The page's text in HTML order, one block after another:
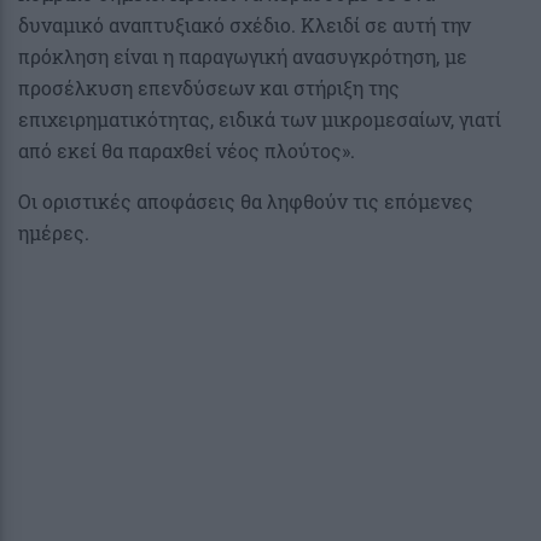
δυναμικό αναπτυξιακό σχέδιο. Κλειδί σε αυτή την
πρόκληση είναι η παραγωγική ανασυγκρότηση, με
προσέλκυση επενδύσεων και στήριξη της
επιχειρηματικότητας, ειδικά των μικρομεσαίων, γιατί
από εκεί θα παραχθεί νέος πλούτος».
Οι οριστικές αποφάσεις θα ληφθούν τις επόμενες
ημέρες.